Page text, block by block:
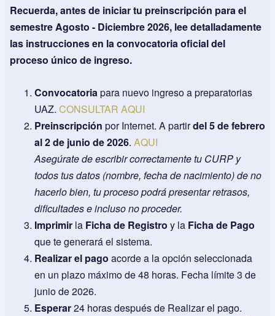
Recuerda, antes de iniciar tu preinscripción para el
semestre Agosto - Diciembre 2026, lee detalladamente
las instrucciones en la convocatoria oficial del
proceso único de ingreso.
Convocatoriapara nuevo ingreso a preparatorias
UAZ. CONSULTAR AQUI
Preinscripción por Internet. A partirdel 5 de febrero
al 2 de junio de 2026. AQUI
Asegúrate de escribir correctamente tu CURP y
todos tus datos (nombre, fecha de nacimiento) de no
hacerlo bien, tu proceso podrá presentar retrasos,
dificultades e incluso no proceder.
Imprimir la Ficha de Registro y la Ficha de Pago
que te generará el sistema.
Realizar el pago acorde a la opción seleccionada
en un plazo máximo de 48 horas. Fecha límite 3 de
junio de 2026.
Esperar24 horas después de Realizar el pago.